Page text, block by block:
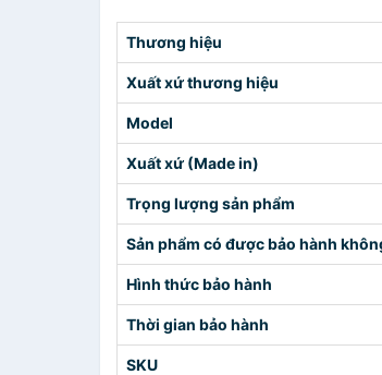
Thương hiệu
Xuất xứ thương hiệu
Model
Xuất xứ (Made in)
Trọng lượng sản phẩm
Sản phẩm có được bảo hành
Hình thức bảo hành
Thời gian bảo hành
SKU